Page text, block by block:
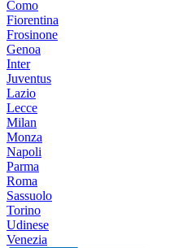
Como
Fiorentina
Frosinone
Genoa
Inter
Juventus
Lazio
Lecce
Milan
Monza
Napoli
Parma
Roma
Sassuolo
Torino
Udinese
Venezia